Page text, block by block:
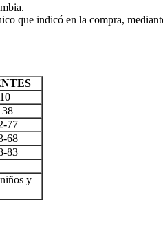
que indicó en la compra,
10
77
68
83
y